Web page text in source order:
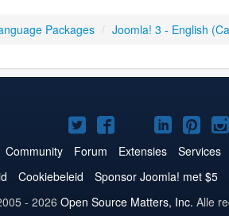
Packages / Joomla! 3 - English
Joomla!
op
Twitter
Joomla!
op
Facebook
Joomla!
op
YouTube
Joomla!
op op
Community Forum Extensies Services
Cookiebeleid Sponsor Joomla! met $5
- 2026 Open Source Matters, Inc. Alle